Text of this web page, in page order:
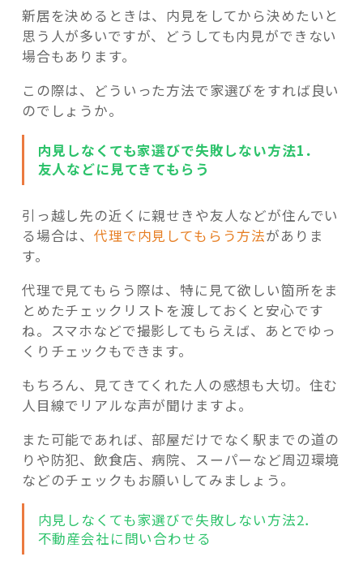
新居を決めるときは、内見をしてから決めたいと
思う人が多いですが、どうしても内見ができない
場合もあります。
この際は、どういった方法で家選びをすれば良い
のでしょうか。
内見しなくても家選びで失敗しない方法1．
友人などに見てきてもらう
引っ越し先の近くに親せきや友人などが住んでい
る場合は、代理で内見してもらう方法がありま
す。
代理で見てもらう際は、特に見て欲しい箇所をま
とめたチェックリストを渡しておくと安心です
ね。スマホなどで撮影してもらえば、あとでゆっ
くりチェックもできます。
もちろん、見てきてくれた人の感想も大切。住む
人目線でリアルな声が聞けますよ。
また可能であれば、部屋だけでなく駅までの道の
りや防犯、飲食店、病院、スーパーなど周辺環境
などのチェックもお願いしてみましょう。
内見しなくても家選びで失敗しない方法2．
不動産会社に問い合わせる